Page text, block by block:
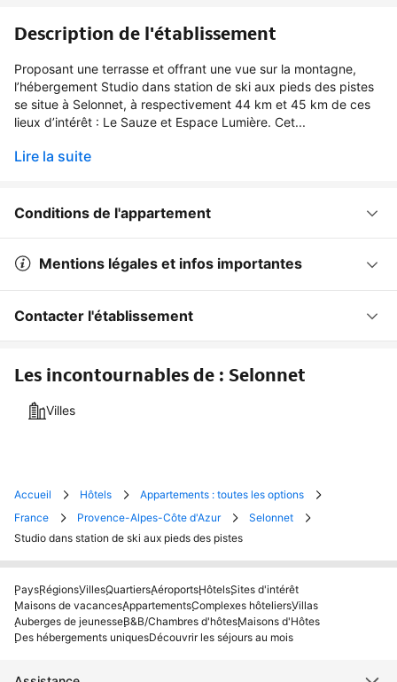
Description de l'établissement
Proposant une terrasse et offrant une vue sur la montagne,
l’hébergement Studio dans station de ski aux pieds des pistes
se situe à Selonnet, à respectivement 44 km et 45 km de ces
lieux d’intérêt : Le Sauze et Espace Lumière. Cet...
Lire la suite
Conditions de l'appartement
Mentions légales et infos importantes
Contacter l'établissement
Les incontournables de : Selonnet
Villes
Accueil Hôtels
Appartements : toutes les options
France
Provence-Alpes-Côte d'Azur
Selonnet
Studio dans station de ski aux pieds des pistes
PaysRégionsVillesQuartiersAéroportsHôtelsSites d'intérêt
Maisons de vacancesAppartementsComplexes hôteliersVillas
Auberges de jeunesseB&B/Chambres d'hôtesMaisons d'Hôtes
Des hébergements uniquesDécouvrir les séjours au mois